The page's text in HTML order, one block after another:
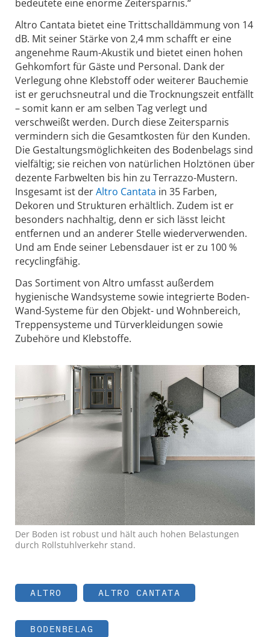
bedeutete eine enorme Zeitersparnis.“
Altro Cantata bietet eine Trittschalldämmung von 14
dB. Mit seiner Stärke von 2,4 mm schafft er eine
angenehme Raum-Akustik und bietet einen hohen
Gehkomfort für Gäste und Personal. Dank der
Verlegung ohne Klebstoff oder weiterer Bauchemie
ist er geruchsneutral und die Trocknungszeit entfällt
– somit kann er am selben Tag verlegt und
verschweißt werden. Durch diese Zeitersparnis
vermindern sich die Gesamtkosten für den Kunden.
Die Gestaltungsmöglichkeiten des Bodenbelags sind
vielfältig; sie reichen von natürlichen Holztönen über
dezente Farbwelten bis hin zu Terrazzo-Mustern.
Insgesamt ist derAltro Cantata in 35 Farben,
Dekoren und Strukturen erhältlich. Zudem ist er
besonders nachhaltig, denn er sich lässt leicht
entfernen und an anderer Stelle wiederverwenden.
Und am Ende seiner Lebensdauer ist er zu 100 %
recyclingfähig.
Das Sortiment von Altro umfasst außerdem
hygienische Wandsysteme sowie integrierte Boden-
Wand-Systeme für den Objekt- und Wohnbereich,
Treppensysteme und Türverkleidungen sowie
Zubehöre und Klebstoffe.
Der Boden ist robust und hält auch hohen Belastungen
durch Rollstuhlverkehr stand.
ALTRO ALTRO CANTATA
BODENBELAG